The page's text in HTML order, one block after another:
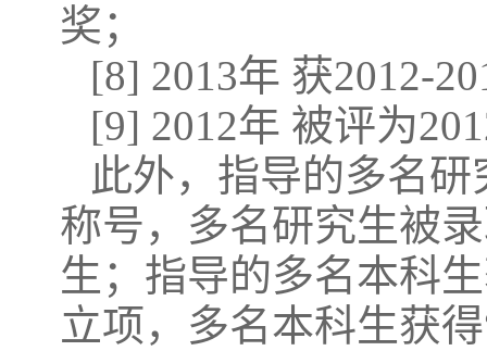
奖；
[8] 2013年 获2012-
[9] 2012年 被评为
此外，指导的多名
称号，多名研究生被
生；指导的多名本科
立项，多名本科生获